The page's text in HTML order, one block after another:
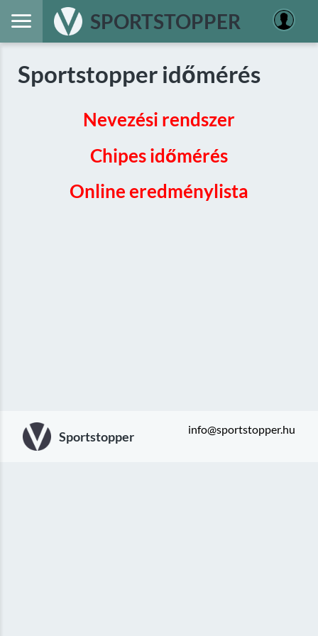
SPORTSTOPPER
Sportstopper időmérés
Nevezési rendszer
Chipes időmérés
Online eredménylista
Sportstopper info@sportstopper.hu